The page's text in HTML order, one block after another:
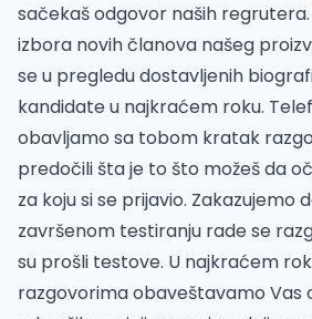
sačekaš odgovor naših
izbora novih članova našeg
se u pregledu dostavljenih
kandidate u najkraćem roku.
obavljamo sa tobom kratak
predočili šta je to što možeš da
za koju si se prijavio. Zakazujemo
završenom testiranju rade se
su prošli testove. U najkraćem
razgovorima obaveštavamo Vas